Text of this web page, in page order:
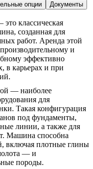
опции Документы
классическая
созданная для
работ. Аренда этой
и
эффективно
в карьерах и при
— наиболее
для
Такая конфигурация
под фундаменты,
линии, а также для
Машина способна
включая плотные глины
— и
породы.